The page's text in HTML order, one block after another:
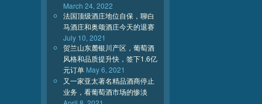
March 24, 2022
法国顶级酒庄地位自保，聊白
马酒庄和奥颂酒庄今天的退赛
July 10, 2021
贺兰山东麓银川产区，葡萄酒
风格和品质提升快，签下1.6亿
元订单 May 6, 2021
又一家亚太著名精品酒商停止
业务，看葡萄酒市场的惨淡